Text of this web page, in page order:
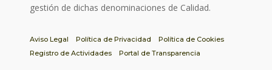
gestión de dichas denominaciones de Calidad.
Aviso Legal Política de Privacidad
Política de Cookies
Registro de Actividades
Portal de Transparencia